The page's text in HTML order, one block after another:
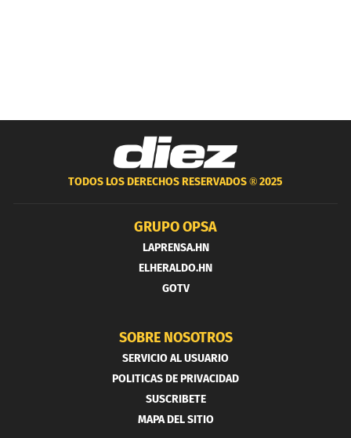
TODOS LOS DERECHOS RESERVADOS ®2025
GRUPO OPSA
LAPRENSA.HN
ELHERALDO.HN
GOTV
SOBRE NOSOTROS
SERVICIO AL USUARIO
POLITICAS DE PRIVACIDAD
SUSCRIBETE
MAPA DEL SITIO